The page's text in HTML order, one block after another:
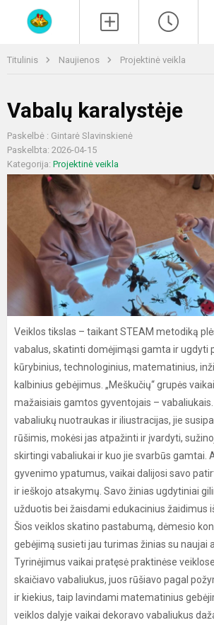
Titulinis Naujienos Projektinė veikla
Vabalų karalystėje
Paskelbė : Gintarė Slavinskienė
Paskelbta: 2026-04-15
Kategorija: Projektinė veikla
Veiklos tikslas – taikant STEAM metodiką
vabalus, skatinti domėjimąsi gamta ir ugdyti
kūrybinius, technologinius, matematinius,
kalbinius gebėjimus. „Meškučių“ grupės
mažaisiais gamtos gyventojais –
vabaliukų nuotraukas ir iliustracijas, jie
rūšimis, mokėsi jas atpažinti ir įvardyti,
skirtingi vabaliukai ir kuo jie svarbūs gamtai.
gyvenimo ypatumus, vaikai dalijosi savo
ir ieškojo atsakymų. Savo žinias ugdytiniai
užduotis bei žaisdami edukacinius žaidimus
Šios veiklos skatino pastabumą, dėmesio
gebėjimą susieti jau turimas žinias su naujai
Tyrinėjimus vaikai pratęsė praktinėse
skaičiavo vabaliukus, juos rūšiavo pagal
ir kiekius, taip lavindami matematinius
veiklos dalyje vaikai dekoravo vabaliukus